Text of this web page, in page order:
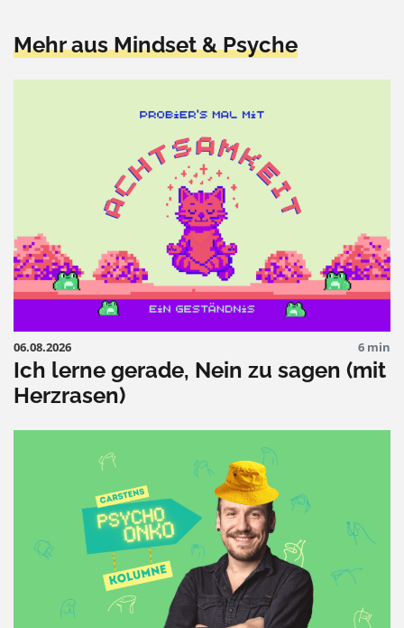
Mehr aus Mindset & Psyche
06.08.2026 6 min
Ich lerne gerade, Nein zu sagen (mit
Herzrasen)